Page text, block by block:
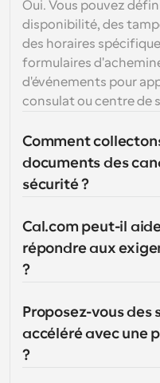
Oui. Vous pouvez
disponibilité, des
des horaires
formulaires
d'événements pour
consulat ou centre de
Comment
documents des
sécurité ?
Cal.com peut-il
répondre aux
?
Proposez-vous
accéléré avec une
?